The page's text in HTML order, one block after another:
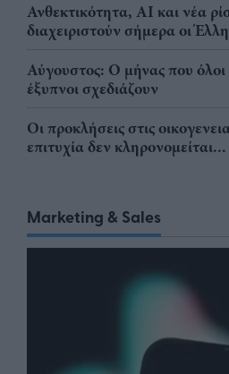
Ανθεκτικότητα, AI και νέα
διαχειριστούν σήμερα οι
Αύγουστος: Ο μήνας που όλοι
έξυπνοι σχεδιάζουν
Οι προκλήσεις στις
επιτυχία δεν
Marketing & Sales